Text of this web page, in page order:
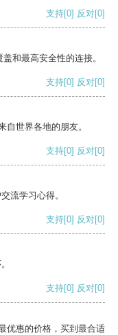
支持[0] 反对[0]
和最高安全性的连接。
支持[0] 反对[0]
自世界各地的朋友。
支持[0] 反对[0]
流学习心得。
支持[0] 反对[0]
支持[0] 反对[0]
优惠的价格，买到最合适